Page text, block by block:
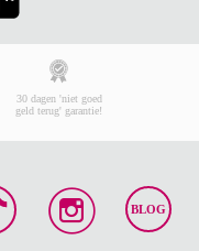
30 dagen 'niet goed
geld terug' garantie!
BLOG